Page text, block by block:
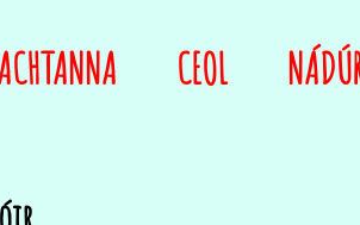
CEOL